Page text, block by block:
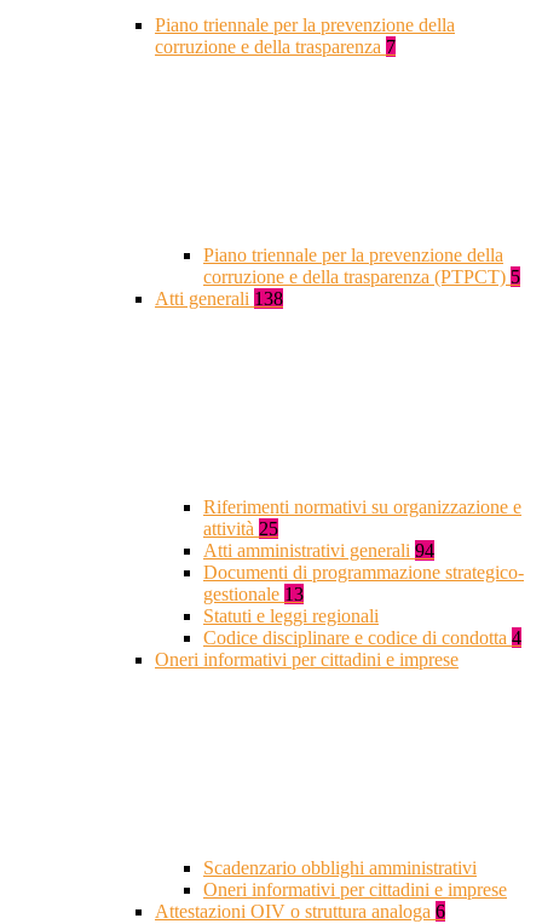
Piano triennale per la prevenzione della
corruzione e della trasparenza 7
Piano triennale per la prevenzione della
corruzione e della trasparenza (PTPCT) 5
Atti generali 138
Riferimenti normativi su organizzazione e
attività 25
Atti amministrativi generali 94
Documenti di programmazione strategico-
gestionale 13
Statuti e leggi regionali
Codice disciplinare e codice di condotta 4
Oneri informativi per cittadini e imprese
Scadenzario obblighi amministrativi
Oneri informativi per cittadini e imprese
Attestazioni OIV o struttura analoga 6